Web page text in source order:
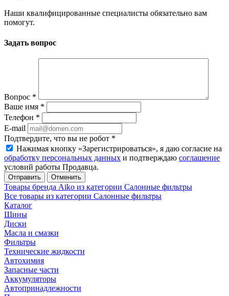
Наши квалифицированные специалисты обязательно вам
помогут.
Задать вопрос
Вопрос *
Ваше имя *
Телефон *
E-mail
Подтвердите, что вы не робот *
Нажимая кнопку «Зарегистрироваться», я даю согласие на
обработку персональных данных и подтверждаю соглашение
условий работы Продавца.
Отменить
Товары бренда Aiko из категории Салонные фильтры
Все товары из категории Салонные фильтры
Каталог
Шины
Диски
Масла и смазки
Фильтры
Технические жидкости
Автохимия
Запасные части
Аккумуляторы
Автопринадлежности